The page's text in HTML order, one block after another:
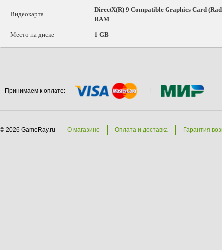
Видеокарта
DirectX(R) 9 Compatible Graphics Card
RAM
Место на диске 1 GB
Принимаем к оплате:
© 2026 GameRay.ru О магазине Оплата и доставка Гарантия